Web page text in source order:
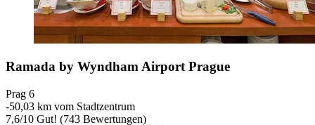
Ramada by Wyndham Airport Prague
Prag 6
‐50,03 km vom Stadtzentrum
7,6/10 Gut! (743 Bewertungen)